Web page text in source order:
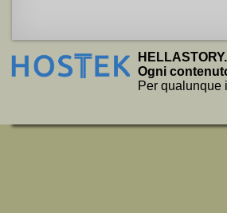
Ogni
Per qualunque